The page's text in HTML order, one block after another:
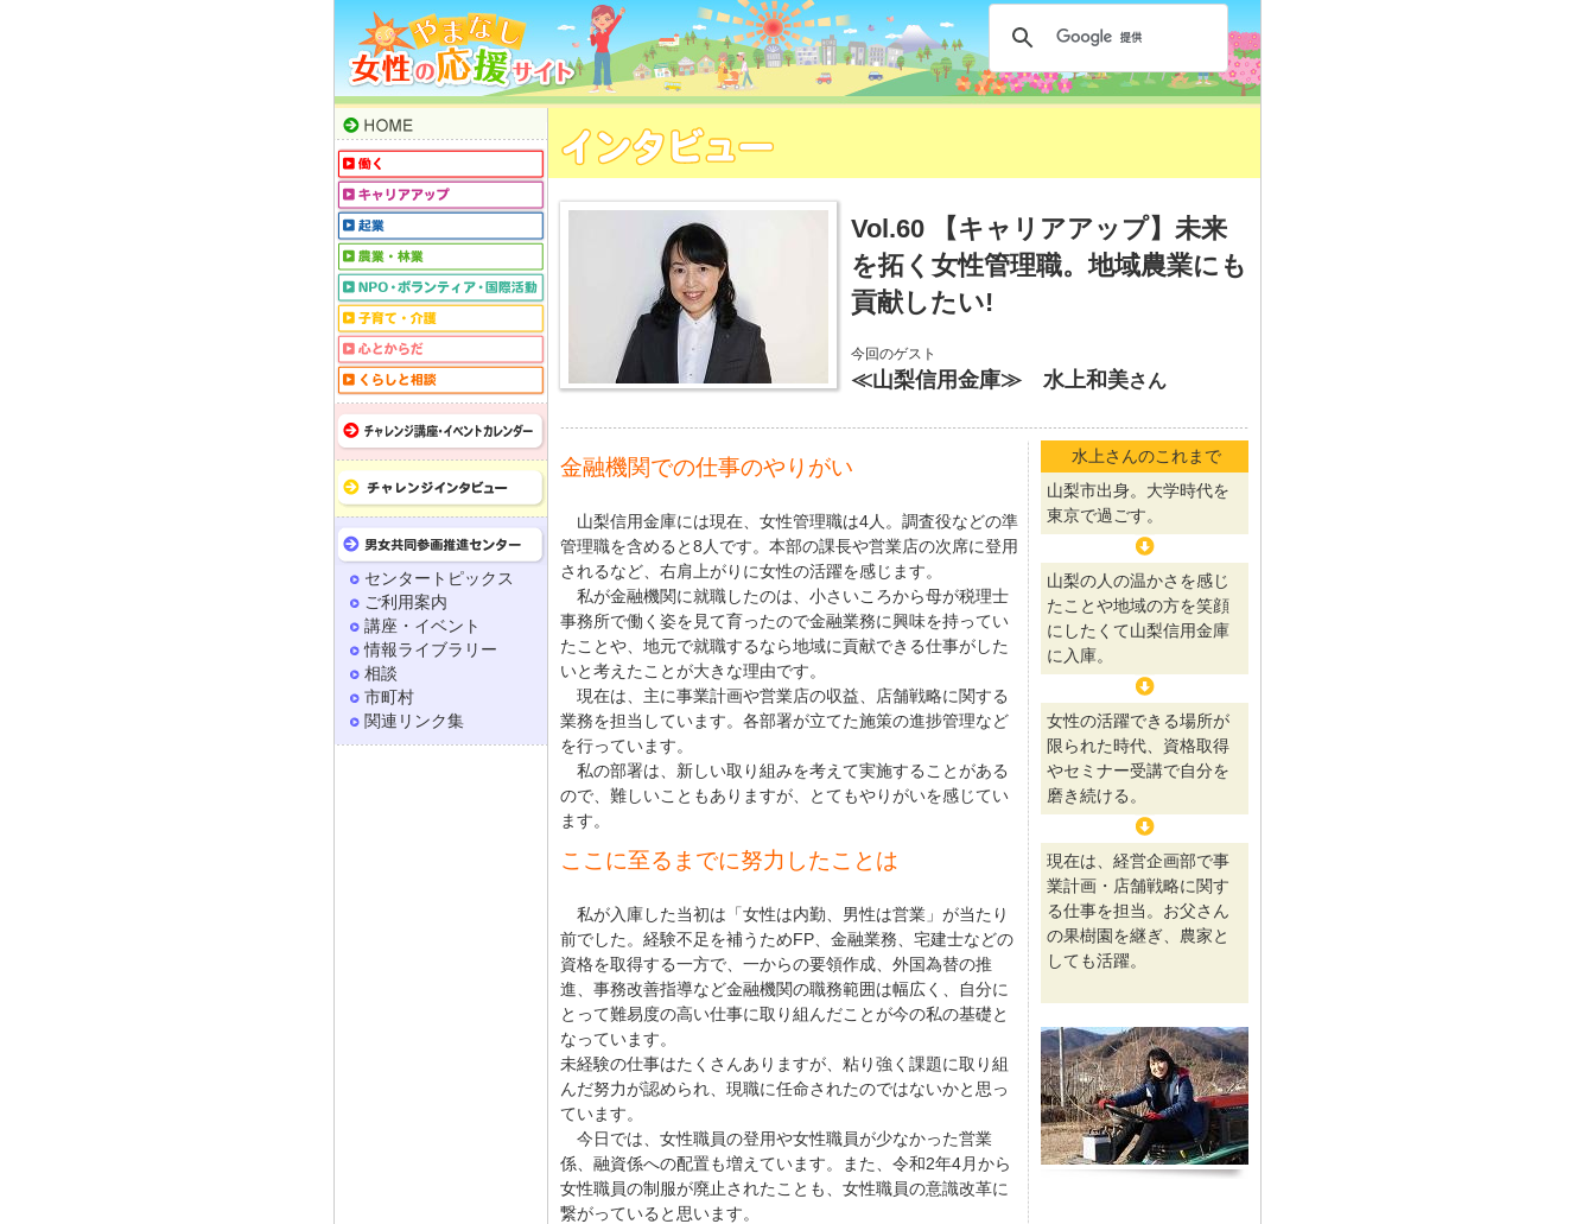
Vol.60 【キャリアアップ】未来
を拓く女性管理職。地域農業にも
貢献したい!
今回のゲスト
≪山梨信用金庫≫ 水上和美さん
金融機関での仕事のやりがい
山梨信用金庫には現在、女性管理職は4人。調査役などの準
管理職を含めると8人です。本部の課長や営業店の次席に登用
されるなど、右肩上がりに女性の活躍を感じます。
私が金融機関に就職したのは、小さいころから母が税理士
事務所で働く姿を見て育ったので金融業務に興味を持ってい
たことや、地元で就職するなら地域に貢献できる仕事がした
いと考えたことが大きな理由です。
現在は、主に事業計画や営業店の収益、店舗戦略に関する
業務を担当しています。各部署が立てた施策の進捗管理など
を行っています。
私の部署は、新しい取り組みを考えて実施することがある
ので、難しいこともありますが、とてもやりがいを感じてい
ます。
ここに至るまでに努力したことは
私が入庫した当初は「女性は内勤、男性は営業」が当たり
前でした。経験不足を補うためFP、金融業務、宅建士などの
資格を取得する一方で、一からの要領作成、外国為替の推
進、事務改善指導など金融機関の職務範囲は幅広く、自分に
とって難易度の高い仕事に取り組んだことが今の私の基礎と
なっています。
未経験の仕事はたくさんありますが、粘り強く課題に取り組
んだ努力が認められ、現職に任命されたのではないかと思っ
ています。
今日では、女性職員の登用や女性職員が少なかった営業
係、融資係への配置も増えています。また、令和2年4月から
女性職員の制服が廃止されたことも、女性職員の意識改革に
繋がっていると思います。
水上さんのこれまで
山梨市出身。大学時代を
東京で過ごす。
山梨の人の温かさを感じ
たことや地域の方を笑顔
にしたくて山梨信用金庫
に入庫。
女性の活躍できる場所が
限られた時代、資格取得
やセミナー受講で自分を
磨き続ける。
現在は、経営企画部で事
業計画・店舗戦略に関す
る仕事を担当。お父さん
の果樹園を継ぎ、農家と
しても活躍。
センタートピックス
ご利用案内
講座・イベント
情報ライブラリー
相談
市町村
関連リンク集